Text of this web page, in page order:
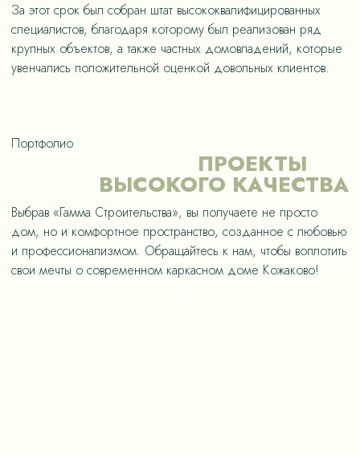
За этот срок был собран штат высококвалифицированных
специалистов, благодаря которому был реализован ряд
крупных объектов, а также частных домовладений, которые
увенчались положительной оценкой довольных клиентов.
Портфолио
ПРОЕКТЫ
ВЫСОКОГО КАЧЕСТВА
Выбрав «Гамма Строительства», вы получаете не просто
дом, но и комфортное пространство, созданное с любовью
и профессионализмом. Обращайтесь к нам, чтобы воплотить
свои мечты о современном каркасном доме Кожаково!